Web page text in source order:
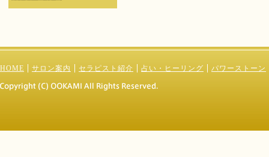
HOME サロン案内 セラピスト紹介 占い・ヒーリング パワーストーン